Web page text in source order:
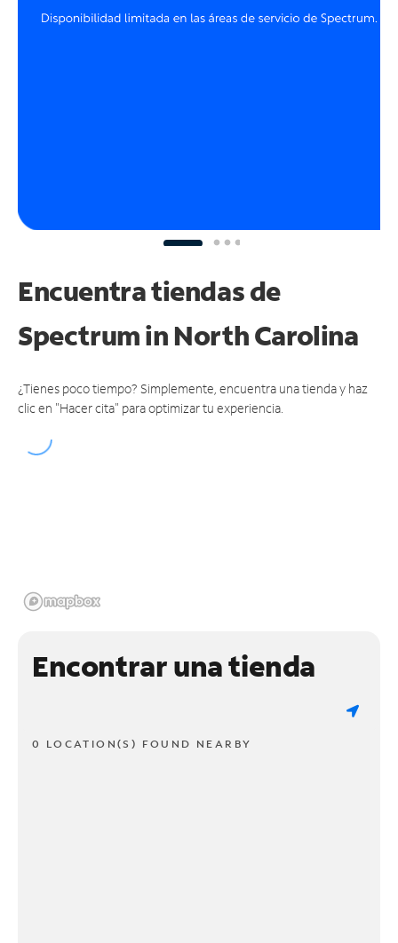
Encuentra tiendas de
Spectrumin North Carolina
¿Tienes poco tiempo? Simplemente, encuentra una tienda y haz
clic en "Hacer cita" para optimizar tu experiencia.
Encontrar una tienda
0 LOCATION(S) FOUND NEARBY